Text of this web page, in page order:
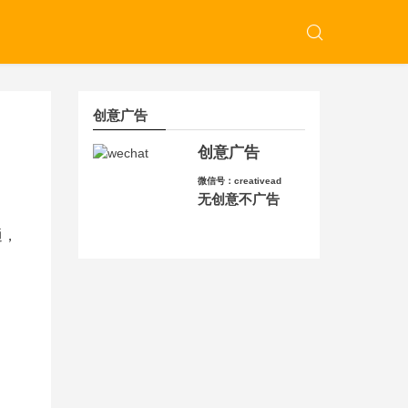
创意广告
创意广告
微信号：creativead
无创意不广告